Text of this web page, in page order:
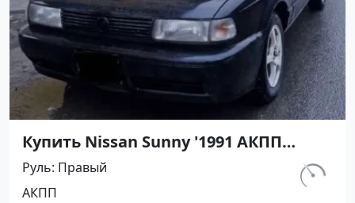
Купить Nissan Sunny '1991 АКПП
(1400/75 л.с.) Бензин инжектор
Мостовской цвет Черный Седан по
цене 450000 рублей, объявление
км.
Руль Правый
АКПП